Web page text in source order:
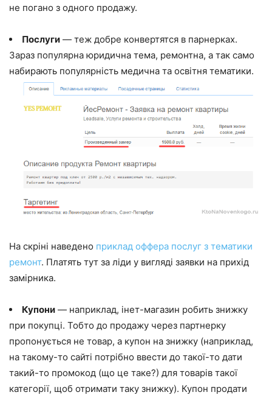
не погано з одного продажу.
Послуги — теж добре конвертятся в парнерках.
Зараз популярна юридична тема, ремонтна, а так само
набирають популярність медична та освітня тематики.
На скріні наведено приклад оффера послуг з тематики
ремонт. Платять тут за ліди у вигляді заявки на прихід
замірника.
Купони — наприклад, інет-магазин робить знижку
при покупці. Тобто до продажу через партнерку
пропонується не товар, а купон на знижку (наприклад,
на такому-то сайті потрібно ввести до такої-то дати
такий-то промокод (що це таке?) для товарів такої
категорії, щоб отримати таку знижку). Купон продати